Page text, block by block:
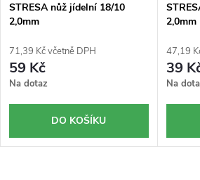
STRESA nůž jídelní 18/10
2,0mm
71,39 Kč včetně DPH
59 Kč
Na dotaz
DO KOŠÍKU
2,0mm
47,19
39
Na